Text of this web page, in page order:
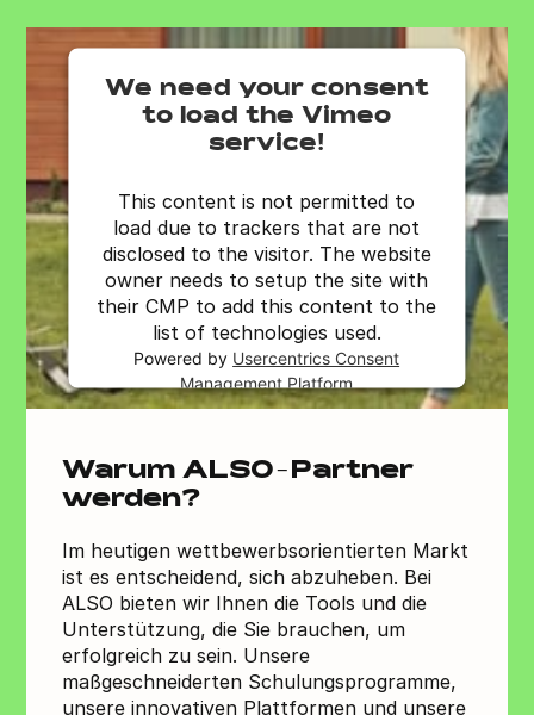
We need your consent
to load the Vimeo
service!
This content is not permitted to
load due to trackers that are not
disclosed to the visitor. The website
owner needs to setup the site with
their CMP to add this content to the
list of technologies used.
Powered by Usercentrics Consent
Management Platform
Warum ALSO-Partner
werden?
Im heutigen wettbewerbsorientierten Markt
ist es entscheidend, sich abzuheben. Bei
ALSO bieten wir Ihnen die Tools und die
Unterstützung, die Sie brauchen, um
erfolgreich zu sein. Unsere
maßgeschneiderten Schulungsprogramme,
unsere innovativen Plattformen und unsere